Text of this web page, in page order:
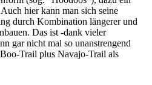
hier kann man sich seine
durch Kombination längerer und
Das ist -dank vieler
gar nicht mal so unanstrengend
Trail plus Navajo-Trail als